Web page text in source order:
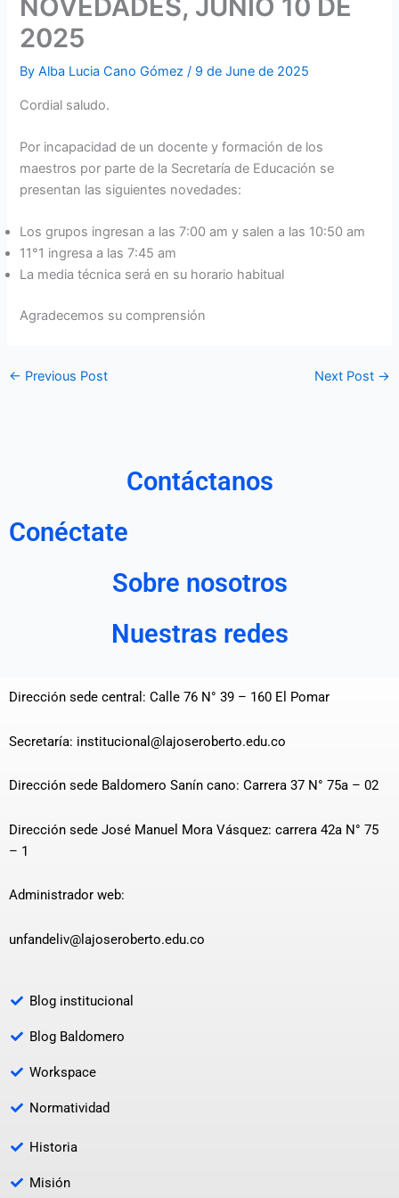
NOVEDADES, JUNIO 10 DE
2025
ByAlba Lucia Cano Gómez/ 9 de June de 2025
Cordial saludo.
Por incapacidad de un docente y formación de los
maestros por parte de la Secretaría de Educación se
presentan las siguientes novedades:
Los grupos ingresan a las 7:00 am y salen a las 10:50 am
11°1 ingresa a las 7:45 am
La media técnica será en su horario habitual
Agradecemos su comprensión
← Previous Post Next Post →
Contáctanos
Conéctate
Sobre nosotros
Nuestras redes
Dirección sede central: Calle 76 N° 39 – 160 El Pomar
Secretaría: institucional@lajoseroberto.edu.co
Dirección sede Baldomero Sanín cano: Carrera 37 N° 75a – 02
Dirección sede José Manuel Mora Vásquez: carrera 42a N° 75
– 1
Administrador web:
unfandeliv@lajoseroberto.edu.co
Blog institucional
Blog Baldomero
Workspace
Normatividad
Historia
Misión